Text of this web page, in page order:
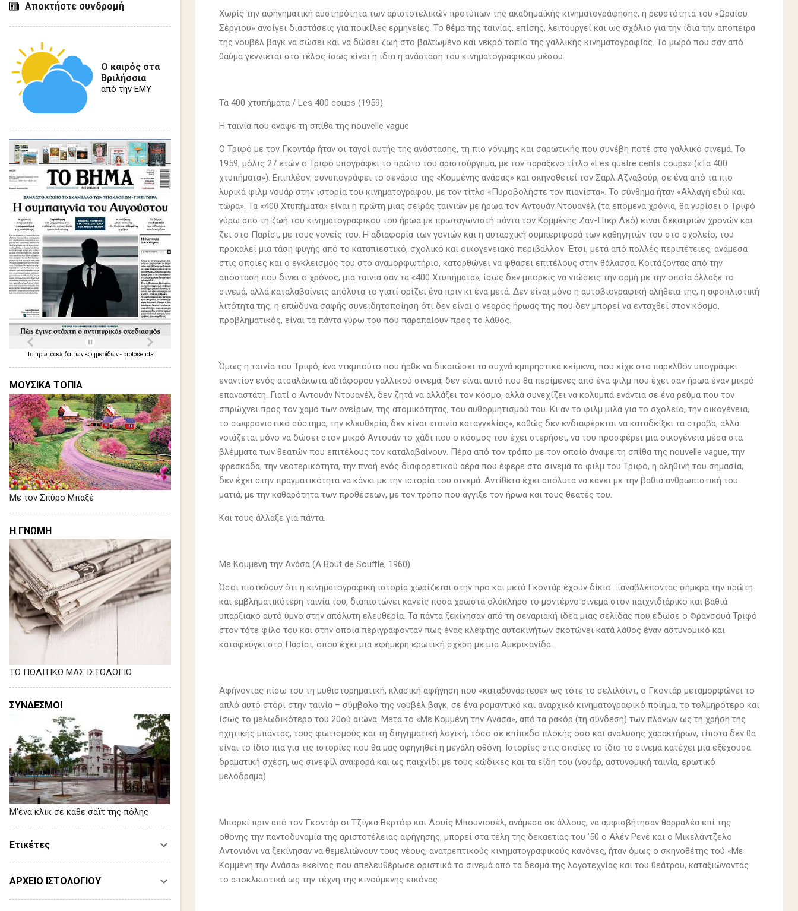
Χωρίς την αφηγηματική αυστηρότητα των αριστοτελικών προτύπων της ακαδημαϊκής κινηματογράφησης, η ρευστότητα του «Ωραίου
Σέργιου» ανοίγει διαστάσεις για ποικίλες ερμηνείες. Το θέμα της ταινίας, επίσης, λειτουργεί και ως σχόλιο για την ίδια την απόπειρα
της νουβέλ βαγκ να σώσει και να δώσει ζωή στο βαλτωμένο και νεκρό τοπίο της γαλλικής κινηματογραφίας. Το μωρό που σαν από
θαύμα γεννιέται στο τέλος ίσως είναι η ίδια η ανάσταση του κινηματογραφικού μέσου.
Τα 400 χτυπήματα / Les 400 coups (1959)
Η ταινία που άναψε τη σπίθα της nouvelle vague
Ο Τριφό με τον Γκοντάρ ήταν οι ταγοί αυτής της ανάστασης, τη πιο γόνιμης και σαρωτικής που συνέβη ποτέ στο γαλλικό σινεμά. Το
1959, μόλις 27 ετών ο Τριφό υπογράφει το πρώτο του αριστούργημα, με τον παράξενο τίτλο «Les quatre cents coups» («Τα 400
χτυπήματα»). Επιπλέον, συνυπογράφει το σενάριο της «Κομμένης ανάσας» και σκηνοθετεί τον Σαρλ Αζναβούρ, σε ένα από τα πιο
λυρικά φιλμ νουάρ στην ιστορία του κινηματογράφου, με τον τίτλο «Πυροβολήστε τον πιανίστα». Το σύνθημα ήταν «Αλλαγή εδώ και
τώρα». Τα «400 Χτυπήματα» είναι η πρώτη μιας σειράς ταινιών με ήρωα τον Αντουάν Ντουανέλ (τα επόμενα χρόνια, θα γυρίσει ο Τριφό
γύρω από τη ζωή του κινηματογραφικού του ήρωα με πρωταγωνιστή πάντα τον Κομμένης Ζαν-Πιερ Λεό) είναι δεκατριών χρονών και
ζει στο Παρίσι, με τους γονείς του. Η αδιαφορία των γονιών και η αυταρχική συμπεριφορά των καθηγητών του στο σχολείο, του
προκαλεί μια τάση φυγής από το καταπιεστικό, σχολικό και οικογενειακό περιβάλλον. Έτσι, μετά από πολλές περιπέτειες, ανάμεσα
στις οποίες και ο εγκλεισμός του στο αναμορφωτήριο, κατορθώνει να φθάσει επιτέλους στην θάλασσα. Κοιτάζοντας από την
απόσταση που δίνει ο χρόνος, μια ταινία σαν τα «400 Χτυπήματα», ίσως δεν μπορείς να νιώσεις την ορμή με την οποία άλλαξε το
σινεμά, αλλά καταλαβαίνεις απόλυτα το γιατί ορίζει ένα πριν κι ένα μετά. Δεν είναι μόνο η αυτοβιογραφική αλήθεια της, η αφοπλιστική
λιτότητα της, η επώδυνα σαφής συνειδητοποίηση ότι δεν είναι o νεαρός ήρωας της που δεν μπορεί να ενταχθεί στον κόσμο,
προβληματικός, είναι τα πάντα γύρω του που παραπαίουν προς το λάθος.
Όμως η ταινία του Τριφό, ένα ντεμπούτο που ήρθε να δικαιώσει τα συχνά εμπρηστικά κείμενα, που είχε στο παρελθόν υπογράψει
εναντίον ενός ατσαλάκωτα αδιάφορου γαλλικού σινεμά, δεν είναι αυτό που θα περίμενες από ένα φιλμ που έχει σαν ήρωα έναν μικρό
επαναστάτη. Γιατί ο Αντουάν Ντουανέλ, δεν ζητά να αλλάξει τον κόσμο, αλλά συνεχίζει να κολυμπά ενάντια σε ένα ρεύμα που τον
σπρώχνει προς τον χαμό των ονείρων, της ατομικότητας, του αυθορμητισμού του. Κι αν το φιλμ μιλά για το σχολείο, την οικογένεια,
το σωφρονιστικό σύστημα, την ελευθερία, δεν είναι «ταινία καταγγελίας», καθώς δεν ενδιαφέρεται να καταδείξει τα στραβά, αλλά
νοιάζεται μόνο να δώσει στον μικρό Αντουάν το χάδι που ο κόσμος του έχει στερήσει, να του προσφέρει μια οικογένεια μέσα στα
βλέμματα των θεατών που επιτέλους τον καταλαβαίνουν. Πέρα από τον τρόπο με τον οποίο άναψε τη σπίθα της nouvelle vague, την
φρεσκάδα, την νεοτερικότητα, την πνοή ενός διαφορετικού αέρα που έφερε στο σινεμά το φιλμ του Τριφό, η αληθινή του σημασία,
δεν έχει στην πραγματικότητα να κάνει με την ιστορία του σινεμά. Αντίθετα έχει απόλυτα να κάνει με την βαθιά ανθρωπιστική του
ματιά, με την καθαρότητα των προθέσεων, με τον τρόπο που άγγιξε τον ήρωα και τους θεατές του.
Και τους άλλαξε για πάντα.
Με Κομμένη την Ανάσα (A Bout de Souffle, 1960)
Όσοι πιστεύουν ότι η κινηματογραφική ιστορία χωρίζεται στην προ και μετά Γκοντάρ έχουν δίκιο. Ξαναβλέποντας σήμερα την πρώτη
και εμβληματικότερη ταινία του, διαπιστώνει κανείς πόσα χρωστά ολόκληρο το μοντέρνο σινεμά στον παιχνιδιάρικο και βαθιά
υπαρξιακό αυτό ύμνο στην απόλυτη ελευθερία. Τα πάντα ξεκίνησαν από τη σεναριακή ιδέα μιας σελίδας που έδωσε ο Φρανσουά Τριφό
στον τότε φίλο του και στην οποία περιγράφονταν πως ένας κλέφτης αυτοκινήτων σκοτώνει κατά λάθος έναν αστυνομικό και
καταφεύγει στο Παρίσι, όπου έχει μια εφήμερη ερωτική σχέση με μια Αμερικανίδα.
Αφήνοντας πίσω του τη μυθιστορηματική, κλασική αφήγηση που «καταδυνάστευε» ως τότε το σελιλόιντ, ο Γκοντάρ μεταμορφώνει το
απλό αυτό στόρι στην ταινία – σύμβολο της νουβέλ βαγκ, σε ένα ρομαντικό και αναρχικό κινηματογραφικό ποίημα, το τολμηρότερο και
ίσως το μελωδικότερο του 20ού αιώνα. Μετά το «Με Κομμένη την Ανάσα», από τα ρακόρ (τη σύνδεση) των πλάνων ως τη χρήση της
ηχητικής μπάντας, τους φωτισμούς και τη διηγηματική λογική, τόσο σε επίπεδο πλοκής όσο και ανάλυσης χαρακτήρων, τίποτα δεν θα
είναι το ίδιο πια για τις ιστορίες που θα μας αφηγηθεί η μεγάλη οθόνη. Ιστορίες στις οποίες το ίδιο το σινεμά κατέχει μια εξέχουσα
δραματική σχέση, ως σινεφίλ αναφορά και ως παιχνίδι με τους κώδικες και τα είδη του (νουάρ, αστυνομική ταινία, ερωτικό
μελόδραμα).
Μπορεί πριν από τον Γκοντάρ οι Τζίγκα Βερτόφ και Λουίς Μπουνιουέλ, ανάμεσα σε άλλους, να αμφισβήτησαν θαρραλέα επί της
οθόνης την παντοδυναμία της αριστοτέλειας αφήγησης, μπορεί στα τέλη της δεκαετίας του ’50 ο Αλέν Ρενέ και ο Μικελάντζελο
Αντονιόνι να ξεκίνησαν να θεμελιώνουν τους νέους, ανατρεπτικούς κινηματογραφικούς κανόνες, ήταν όμως ο σκηνοθέτης τού «Με
Κομμένη την Ανάσα» εκείνος που απελευθέρωσε οριστικά το σινεμά από τα δεσμά της λογοτεχνίας και του θεάτρου, καταξιώνοντάς
το αποκλειστικά ως την τέχνη της κινούμενης εικόνας.
Αποκτήστε συνδρομή
Ο καιρός στα
Βριλήσσια
από την ΕΜΥ
Τα πρωτοσέλιδα τωνεφημερίδων- protoselida
ΜΟΥΣΙΚΑ ΤΟΠΙΑ
Με τον Σπύρο Μπαξέ
Η ΓΝΩΜΗ
ΤΟ ΠΟΛΙΤΙΚΟ ΜΑΣ ΙΣΤΟΛΟΓΙΟ
ΣΥΝΔΕΣΜΟΙ
Μ'ένα κλικ σε κάθε σάϊτ της πόλης
Ετικέτες
ΑΡΧΕΙΟ ΙΣΤΟΛΟΓΙΟΥ